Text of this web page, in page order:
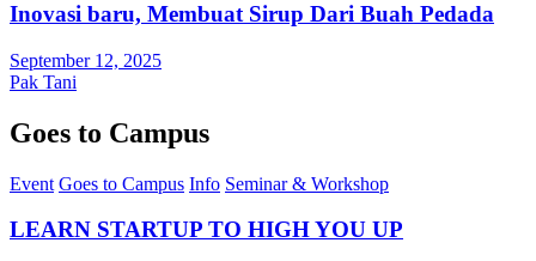
Inovasi baru, Membuat Sirup Dari Buah Pedada
September 12, 2025
Pak Tani
Goes to Campus
Event Goes to Campus Info Seminar & Workshop
LEARN STARTUP TO HIGH YOU UP